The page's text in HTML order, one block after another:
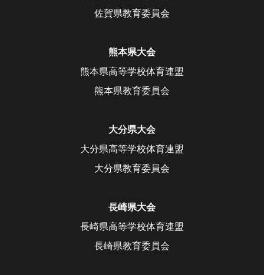
佐賀県教育委員会
熊本県大会
熊本県高等学校体育連盟
熊本県教育委員会
大分県大会
大分県高等学校体育連盟
大分県教育委員会
長崎県大会
長崎県高等学校体育連盟
長崎県教育委員会